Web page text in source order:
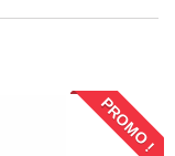
PROMO !